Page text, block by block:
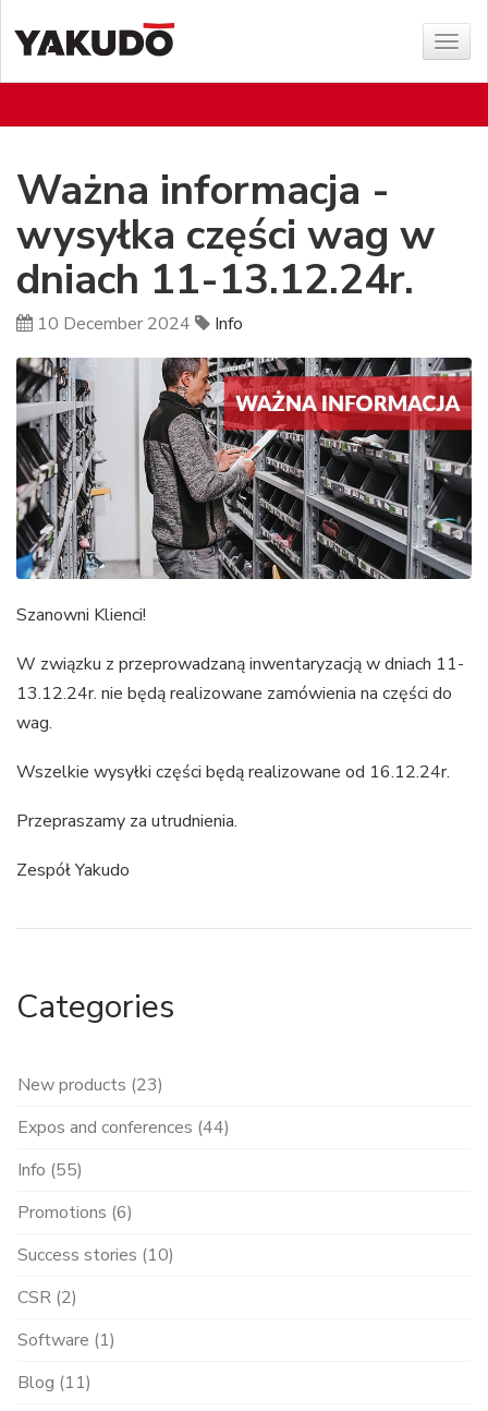
Show
menu
Ważna informacja -
wysyłka części wag w
dniach 11-13.12.24r.
10 December 2024 Info
Szanowni Klienci!
W związku z przeprowadzaną inwentaryzacją w dniach 11-
13.12.24r. nie będą realizowane zamówienia na części do
wag.
Wszelkie wysyłki części będą realizowane od 16.12.24r.
Przepraszamy za utrudnienia.
Zespół Yakudo
Categories
New products (23)
Expos and conferences (44)
Info (55)
Promotions (6)
Success stories (10)
CSR (2)
Software (1)
Blog (11)